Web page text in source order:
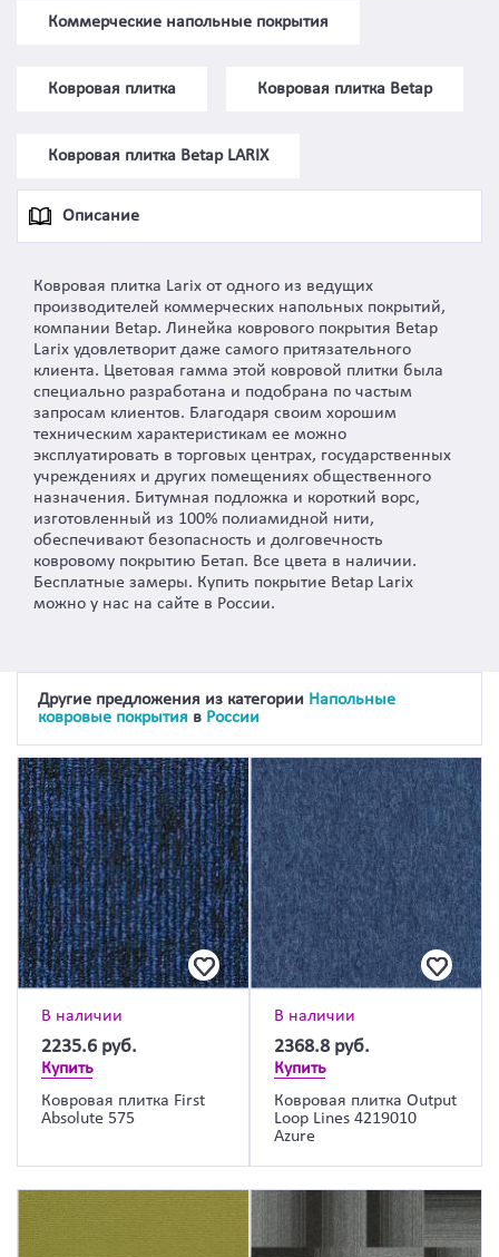
Коммерческие напольные покрытия
Ковровая плитка Ковровая плитка Betap
Ковровая плитка Betap LARIX
Описание
Ковровая плитка Larix от одного из ведущих
производителей коммерческих напольных покрытий,
компании Betap. Линейка коврового покрытия Betap
Larix удовлетворит даже самого притязательного
клиента. Цветовая гамма этой ковровой плитки была
специально разработана и подобрана по частым
запросам клиентов. Благодаря своим хорошим
техническим характеристикам ее можно
эксплуатировать в торговых центрах, государственных
учреждениях и других помещениях общественного
назначения. Битумная подложка и короткий ворс,
изготовленный из 100% полиамидной нити,
обеспечивают безопасность и долговечность
ковровому покрытию Бетап. Все цвета в наличии.
Бесплатные замеры. Купить покрытие Betap Larix
можно у нас на сайте в России.
Другие предложения из категории Напольные
ковровые покрытия в России
В наличии
2235.6 руб.
Купить
Ковровая плитка First
Absolute 575
В наличии
2368.8 руб.
Купить
Ковровая плитка Output
Loop Lines 4219010
Azure